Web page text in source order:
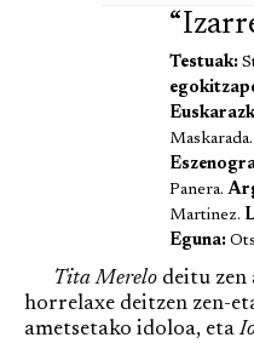
Testuak:
Maskarada.
Panera.
Martinez.
Eguna:
Tita Merelo deitu
horrelaxe deitzen zen-
ametsetako idoloa, eta